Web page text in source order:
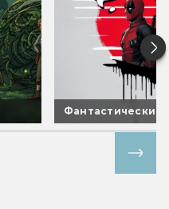
Фантастические